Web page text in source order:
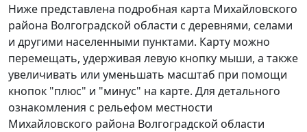
Ниже представлена подробная карта Михайловского
района Волгоградской области с деревнями, селами
и другими населенными пунктами. Карту можно
перемещать, удерживая левую кнопку мыши, а также
увеличивать или уменьшать масштаб при помощи
кнопок "плюс" и "минус" на карте. Для детального
ознакомления с рельефом местности
Михайловского района Волгоградской области